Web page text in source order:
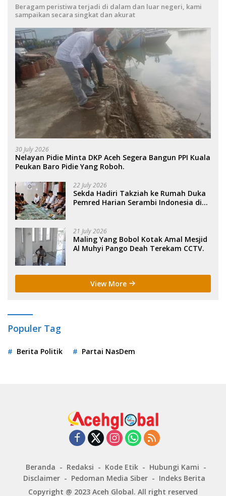
Beragam peristiwa terjadi di dalam dan luar negeri, kami
sampaikan secara singkat dan akurat
30 July 2026
Nelayan Pidie Minta DKP Aceh Segera Bangun PPI Kuala
Peukan Baro Pidie Yang Roboh.
22 July 2026
Sekda Hadiri Takziah ke Rumah Duka
Pemred Harian Serambi Indonesia di
21 July 2026
Maling Yang Bobol Kotak Amal Mesjid
Al Muhyi Pango Deah Terekam CCTV.
View More
Populer Tag
Berita Politik Partai NasDem
Beranda Redaksi Kode Etik
Hubungi Kami
Disclaimer
Pedoman Media Siber
Indeks Berita
Copyright @ 2023 Aceh Global. All right reserved